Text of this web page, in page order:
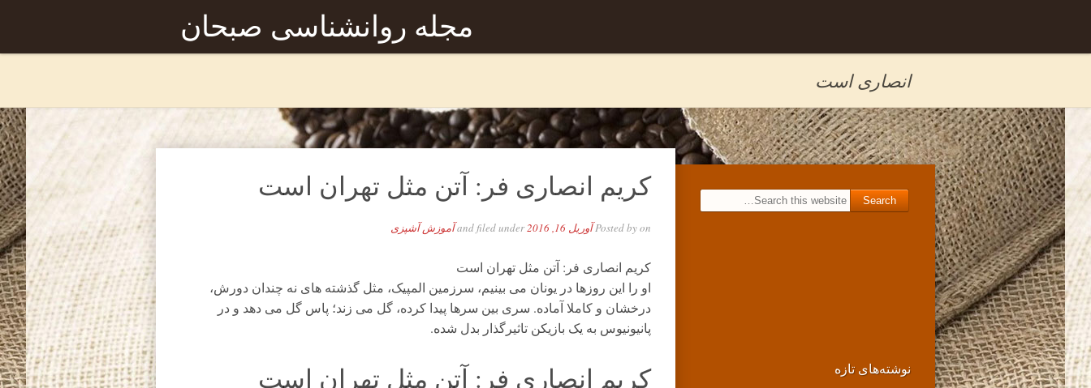
مجله روانشناسی صبحان
انصاری است
کریم انصاری فر: آتن مثل تهران است
Posted byon آوریل 16, 2016 and filed underآموزش آشپزی
کریم انصاری فر: آتن مثل تهران است
او را این روزها در یونان می بینیم، سرزمین المپیک، مثل گذشته های نه چندان دورش،
درخشان و کاملا آماده. سری بین سرها پیدا کرده، گل می زند؛ پاس گل می دهد و در
پانیونیوس به یک بازیکن تاثیرگذار بدل شده.
کریم انصاری فر: آتن مثل تهران است
Search for:
نوشته‌های تازه